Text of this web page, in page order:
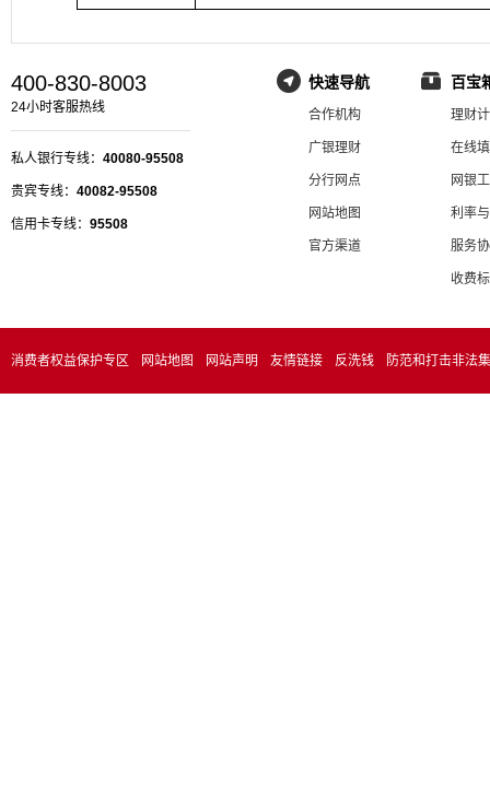
400-830-8003
24小时客服热线
私人银行专线： 40080-95508
贵宾专线： 40082-95508
信用卡专线： 95508
快速导航
合作机构
广银理财
分行网点
网站地图
官方渠道
百宝
理财
在线
网银
利率
服务
收费
消费者权益保护专区 网站地图 网站声明 友情链接 反洗钱 防范和打击非法